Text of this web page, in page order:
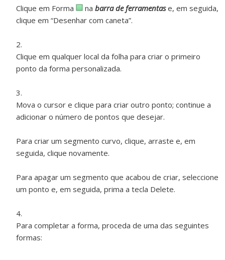
Clique em Forma na barra de ferramentase, em seguida,
clique em “Desenhar com caneta”.
Clique em qualquer local da folha para criar o primeiro
ponto da forma personalizada.
Mova o cursor e clique para criar outro ponto; continue a
adicionar o número de pontos que desejar.
Para criar um segmento curvo, clique, arraste e, em
seguida, clique novamente.
Para apagar um segmento que acabou de criar, seleccione
um ponto e, em seguida, prima a tecla Delete.
Para completar a forma, proceda de uma das seguintes
formas: